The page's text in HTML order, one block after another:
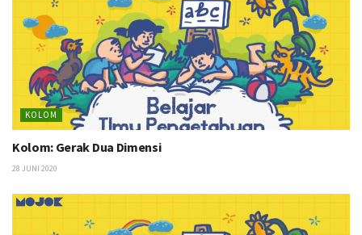
KOLOM
Kolom: Gerak Dua Dimensi
28 JUNI 2020